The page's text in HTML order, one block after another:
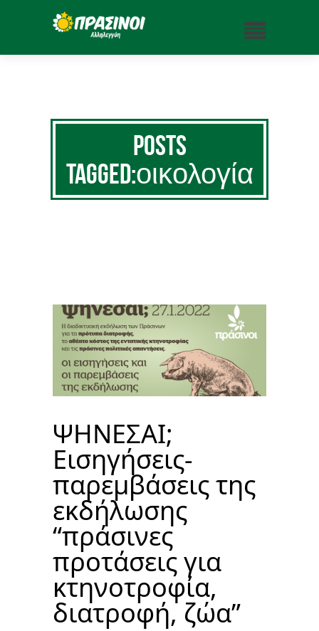
Posts
Tagged:οικολογία
ΨΗΝΕΣΑΙ;
Εισηγήσεις-
παρεμβάσεις της
εκδήλωσης
“πράσινες
προτάσεις για
κτηνοτροφία,
διατροφή, ζώα”